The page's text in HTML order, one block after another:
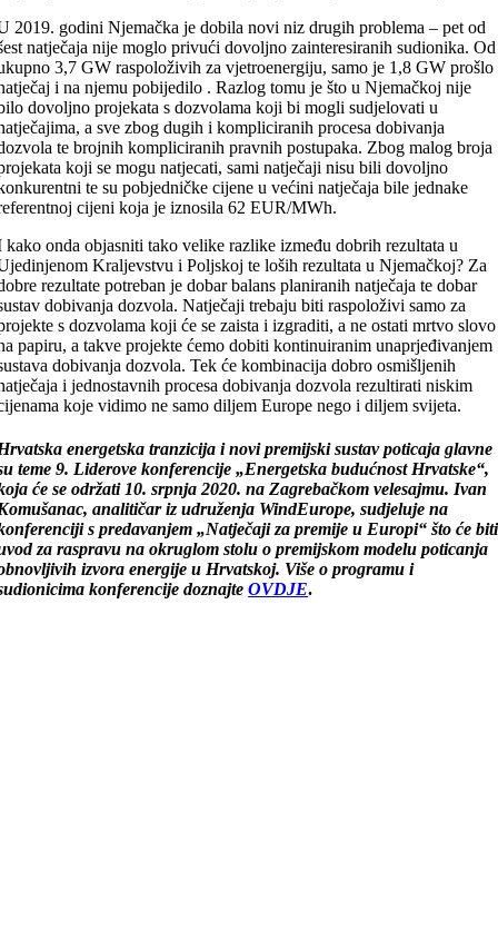
2019. godini Njemačka je dobila novi niz drugih problema – pet od
natječaja nije moglo privući dovoljno zainteresiranih sudionika. Od
3,7 GW raspoloživih za vjetroenergiju, samo je 1,8 GW prošlo
i na njemu pobijedilo . Razlog tomu je što u Njemačkoj nije
dovoljno projekata s dozvolama koji bi mogli sudjelovati u
a sve zbog dugih i kompliciranih procesa dobivanja
te brojnih kompliciranih pravnih postupaka. Zbog malog broja
koji se mogu natjecati, sami natječaji nisu bili dovoljno
te su pobjedničke cijene u većini natječaja bile jednake
cijeni koja je iznosila 62 EUR/MWh.
kako onda objasniti tako velike razlike između dobrih rezultata u
Kraljevstvu i Poljskoj te loših rezultata u Njemačkoj? Za
rezultate potreban je dobar balans planiranih natječaja te dobar
dobivanja dozvola. Natječaji trebaju biti raspoloživi samo za
s dozvolama koji će se zaista i izgraditi, a ne ostati mrtvo slovo
papiru, a takve projekte ćemo dobiti kontinuiranim unaprjeđivanjem
dobivanja dozvola. Tek će kombinacija dobro osmišljenih
i jednostavnih procesa dobivanja dozvola rezultirati niskim
koje vidimo ne samo diljem Europe nego i diljem svijeta.
energetska tranzicija i novi premijski sustav poticaja glavne
teme 9. Liderove konferencije „Energetska budućnost Hrvatske“,
će se održati 10. srpnja 2020. na Zagrebačkom velesajmu. Ivan
, analitičar iz udruženja WindEurope, sudjeluje na
s predavanjem „Natječaji za premije u Europi“ što će biti
za raspravu na okruglom stolu o premijskom modelu poticanja
izvora energije u Hrvatskoj. Više o programu i
konferencije doznajteOVDJE.